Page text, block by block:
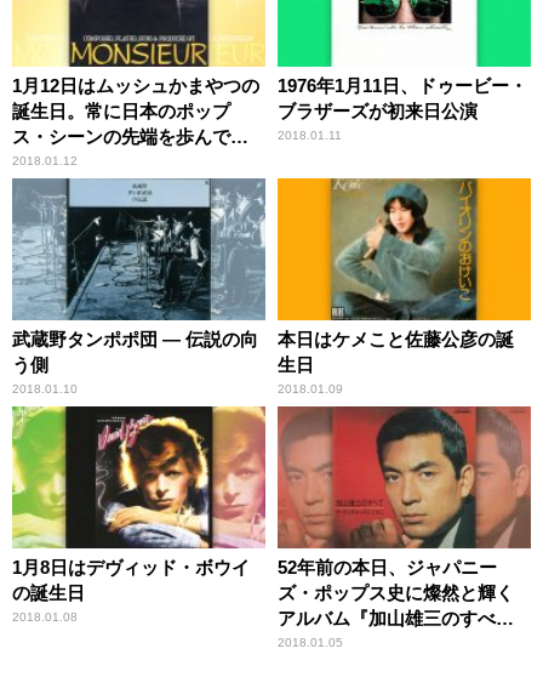
1月12日はムッシュかまやつの
誕生日。常に日本のポップ
ス・シーンの先端を歩んでき
た孤高でエッジィな音楽人
2018.01.12
1976年1月11日、ドゥービー・
ブラザーズが初来日公演
2018.01.11
武蔵野タンポポ団 ― 伝説の向
う側
2018.01.10
本日はケメこと佐藤公彦の誕
生日
2018.01.09
1月8日はデヴィッド・ボウイ
の誕生日
2018.01.08
52年前の本日、ジャパニー
ズ・ポップス史に燦然と輝く
アルバム『加山雄三のすべて
～ザ・ランチャーズととも
2018.01.05